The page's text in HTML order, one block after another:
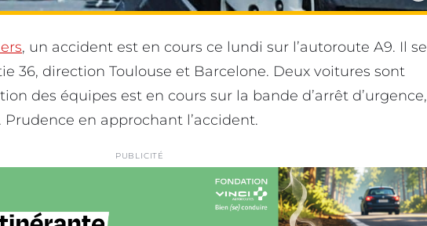
, un accident est en cours ce lundi sur l’autoroute A9. Il se
36, direction Toulouse et Barcelone. Deux voitures sont
des équipes est en cours sur la bande d’arrêt d’urgence,
en approchant l’accident.
PUBLICITÉ